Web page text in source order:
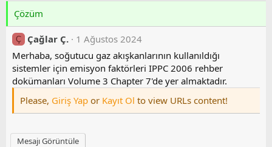
Çözüm
Ç Çağlar Ç.
1 Ağustos 2024
Merhaba, soğutucu gaz akışkanlarının kullanıldığı
sistemler için emisyon faktörleri IPPC 2006 rehber
dokümanları Volume 3 Chapter 7'de yer almaktadır.
Please, Giriş Yap or Kayıt Ol to view URLs content!
Mesajı Görüntüle